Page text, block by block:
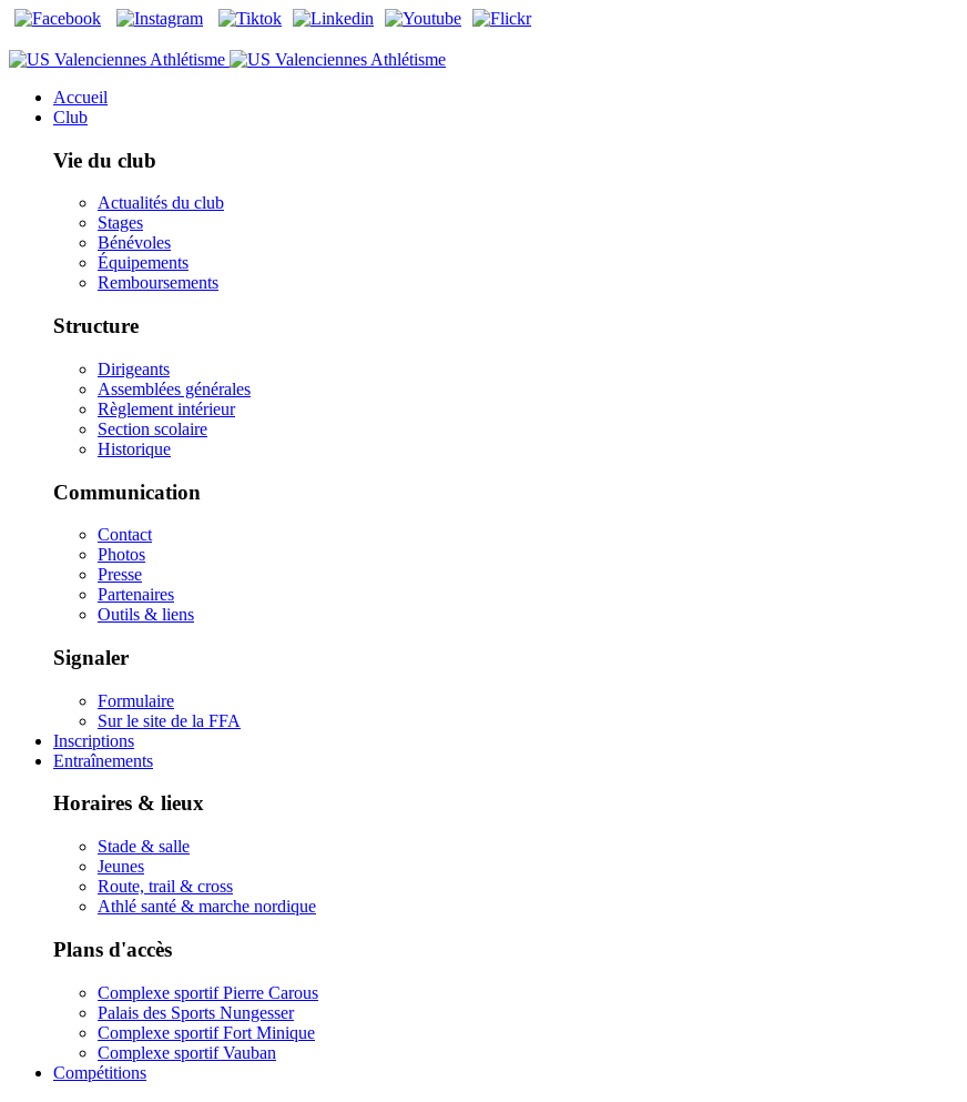
Accueil
Club
Vie du club
Actualités du club
Stages
Bénévoles
Équipements
Remboursements
Structure
Dirigeants
Assemblées générales
Règlement intérieur
Section scolaire
Historique
Communication
Contact
Photos
Presse
Partenaires
Outils & liens
Signaler
Formulaire
Sur le site de la FFA
Inscriptions
Entraînements
Horaires & lieux
Stade & salle
Jeunes
Route, trail & cross
Athlé santé & marche nordique
Plans d'accès
Complexe sportif Pierre Carous
Palais des Sports Nungesser
Complexe sportif Fort Minique
Complexe sportif Vauban
Compétitions